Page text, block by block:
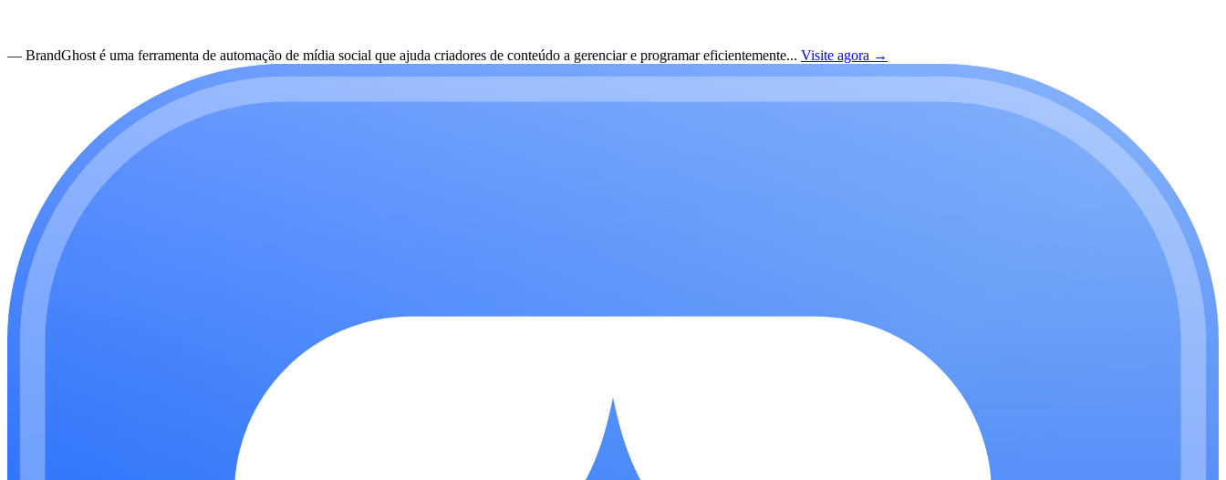
— BrandGhost é uma ferramenta de automação de mídia social que ajuda criadores de conteúdo a gerenciar e programar eficientemente... Visite agora →